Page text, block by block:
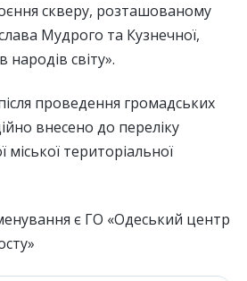
скверу, розташованому
Мудрого та Кузнечної,
світу».
проведення громадських
внесено до переліку
міської територіальної
є ГО «Одеський центр